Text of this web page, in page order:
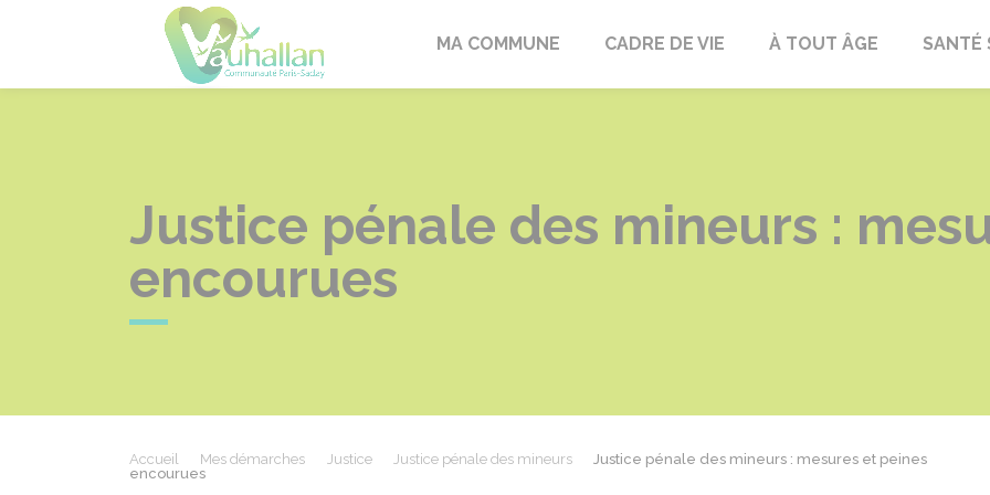
VauhallanMA COMMUNE CADRE DE VIE À TOUT ÂGE SANTÉ
Justice pénale des mineurs :
encourues
Accueil Mes démarches Justice Justice pénale des mineurs
Justice pénale des mineurs : mesures et peines
encourues